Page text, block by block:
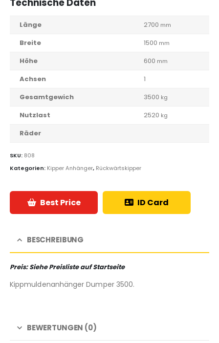
Technische Daten
Länge 2700 mm
Breite 1500 mm
Höhe 600 mm
Achsen
1
Gesamtgewich
3500 kg
Nutzlast 2520 kg
Räder
SKU: 808
Kategorien: Kipper Anhänger, Rückwärtskipper
Best Price ID Card
BESCHREIBUNG
Preis: Siehe Preisliste auf Startseite
Kippmuldenanhänger Dumper 3500.
BEWERTUNGEN (0)